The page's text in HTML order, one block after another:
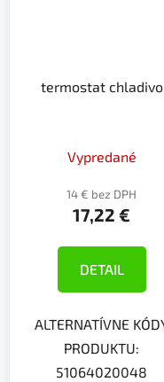
termostat chladivo
Vypredané
14 € bez DPH
17,22 €
DETAIL
ALTERNATÍVNE
PRODUKTU:
51064020048